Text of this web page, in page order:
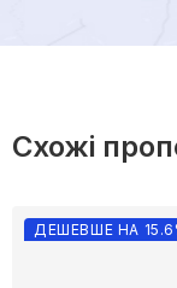
Схожі
ДЕШЕВШЕ НА